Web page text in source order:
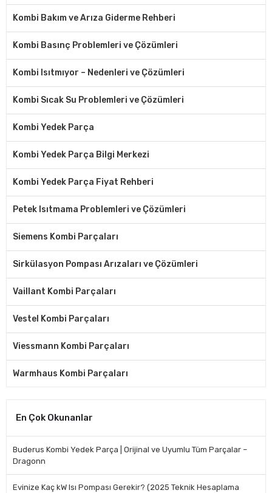
Kombi Bakım ve Arıza Giderme Rehberi
Kombi Basınç Problemleri ve Çözümleri
Kombi Isıtmıyor – Nedenleri ve Çözümleri
Kombi Sıcak Su Problemleri ve Çözümleri
Kombi Yedek Parça
Kombi Yedek Parça Bilgi Merkezi
Kombi Yedek Parça Fiyat Rehberi
Petek Isıtmama Problemleri ve Çözümleri
Siemens Kombi Parçaları
Sirkülasyon Pompası Arızaları ve Çözümleri
Vaillant Kombi Parçaları
Vestel Kombi Parçaları
Viessmann Kombi Parçaları
Warmhaus Kombi Parçaları
En Çok Okunanlar
Buderus Kombi Yedek Parça | Orijinal ve Uyumlu Tüm Parçalar –
Dragonn
Evinize Kaç kW Isı Pompası Gerekir? (2025 Teknik Hesaplama